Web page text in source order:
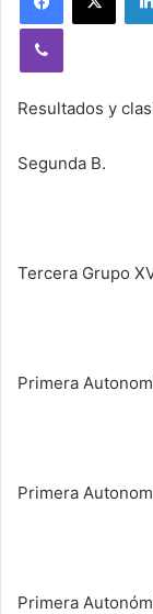
Resultados y
Segunda B.
Tercera Grupo
Primera
Primera
Primera